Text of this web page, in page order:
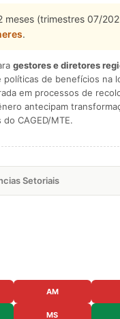
meses (trimestres 07/
.
gestores e diretores
de benefícios na
em processos de
antecipam
CAGED/MTE.
Setoriais
AM
MS